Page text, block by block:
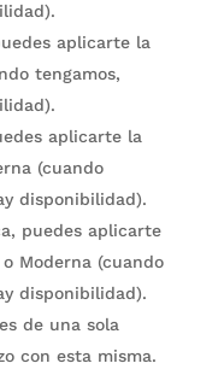
aplicarte la
tengamos,
aplicarte la
(cuando
disponibilidad).
puedes aplicarte
Moderna (cuando
disponibilidad).
de una sola
con esta misma.